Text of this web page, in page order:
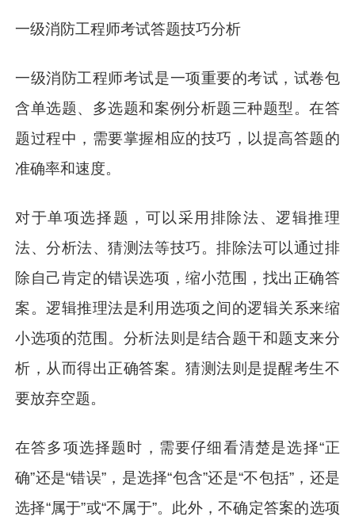
一级消防工程师考试答题技巧分析
一级消防工程师考试是一项重要的考试，试卷包
含单选题、多选题和案例分析题三种题型。在答
题过程中，需要掌握相应的技巧，以提高答题的
准确率和速度。
对于单项选择题，可以采用排除法、逻辑推理
法、分析法、猜测法等技巧。排除法可以通过排
除自己肯定的错误选项，缩小范围，找出正确答
案。逻辑推理法是利用选项之间的逻辑关系来缩
小选项的范围。分析法则是结合题干和题支来分
析，从而得出正确答案。猜测法则是提醒考生不
要放弃空题。
在答多项选择题时，需要仔细看清楚是选择“正
确”还是“错误”，是选择“包含”还是“不包括”，还是
选择“属于”或“不属于”。此外，不确定答案的选项